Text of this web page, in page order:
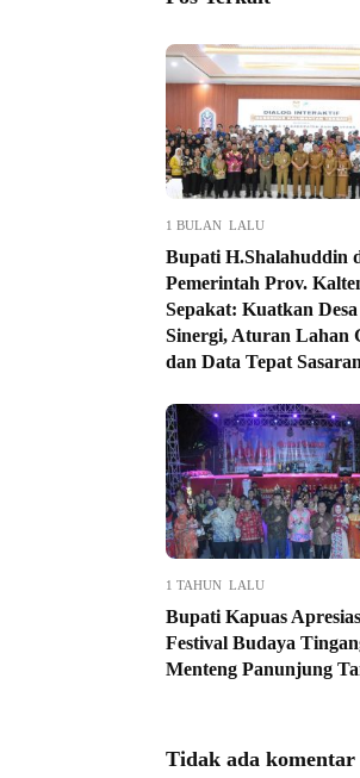
1 BULAN LALU
Bupati H.Shalahuddin
Pemerintah Prov.
Sepakat: Kuatkan
Sinergi, Aturan Lahan
dan Data Tepat Sasaran
1 TAHUN LALU
Bupati Kapuas
Festival Budaya
Menteng Panunjung
Tidak ada komentar